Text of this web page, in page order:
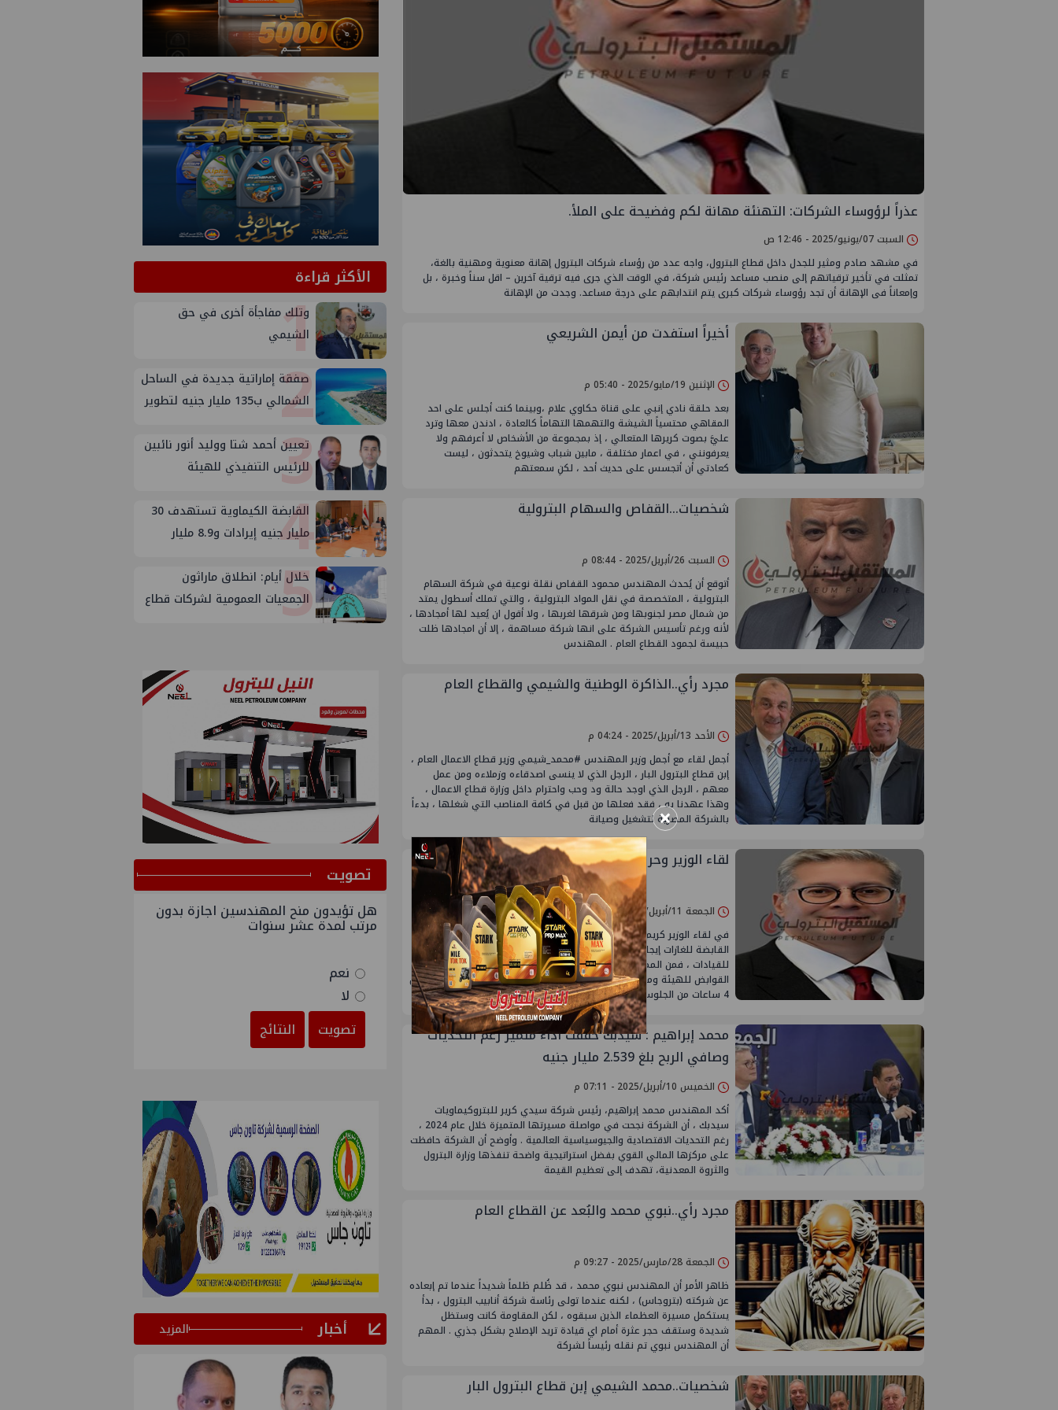
عذراً لرؤوساء الشركات: التهنئة مهانة لكم وفضيحة على الملأ.
السبت 07/يونيو/2025 - 12:46 ص
في مشهد صادم ومثير للجدل داخل قطاع البترول، واجه عدد من رؤساء شركات البترول إهانة معنوية ومهنية بالغة،
تمثلت في تأخير ترقياتهم إلى منصب مساعد رئيس شركة، في الوقت الذي جرى فيه ترقية آخرين – اقل سناً وخبرة ، بل
وإمعاناً فى الإهانة أن تجد رؤوساء شركات كبرى يتم انتدابهم على درجة مساعد. وجدت من الإهانة
أخيراً استفدت من أيمن الشريعي
الإثنين 19/مايو/2025 - 05:40 م
بعد حلقة نادي إنبي على قناة حكاوي علام ،وبينما كنت أجلس على احد
المقاهي محتسياً الشيشة والتهمها التهاماً كالعادة ، ادندن معها وترد
عليَّ بصوت كريرها المتعالي ، إذ بمجموعة من الأشخاص لا أعرفهم ولا
يعرفونني ، في اعمار مختلفة ، مابين شباب وشيوخ يتحدثون ، ليست
كعادتي أن أتجسس على حديث أحد ، لكنِ سمعتهم
شخصيات…القفاص والسهام البترولية
السبت 26/أبريل/2025 - 08:44 م
أتوقع أن يُحدث المهندس محمود القفاص نقلة نوعية في شركة السهام
البترولية ، المتخصصة في نقل المواد البترولية ، والتي تملك أسطول يمتد
من شمال مصر لجنوبها ومن شرقها لغربها ، ولا أقول ان يُعيد لها أمجادها ،
لأنه ورغم تأسيس الشركة على انها شركة مساهمة ، إلا أن امجادها ظلت
حبيسة لجمود القطاع العام . المهندس
مجرد رأي..الذاكرة الوطنية والشيمي والقطاع العام
الأحد 13/أبريل/2025 - 04:24 م
أجمل لقاء مع أجمل وزير المهندس #محمد_شيمي وزير قطاع الاعمال العام ،
إبن قطاع البترول البار ، الرجل الذي لا ينسى اصدقاءه وزملاءه ومن عمل
معهم ، الرجل الذي اوجد حالة ود وحب واحترام داخل وزارة قطاع الاعمال ،
وهذا عهدنا به ، فقد فعلها من قبل في كافة المناصب التي شغلها ، بدءاً
بالشركة المصرية لتشغيل وصيانة
لقاء الوزير وحركة التنقلات التبادلية !
الجمعة 11/أبريل/2025 - 11:20 ص
في لقاء الوزير كريم بدوي أمس الخميس برؤوساء الشركات بمقر الشركة
القابضة للغازات إيجاس ، لوح في نهاية حديثه بأن هناك حركة تبادل
للقيادات ، فمن الممكن ان يتم نقل قيادات من الهيئة للقوابض ومن
القوابض للهيئة ومن البترول للتعدين والعكس . تنويه الوزير جاء بعد اكثر من
4 ساعات من الجلوس على الطاولة شارحاً
محمد إبراهيم : سيدبك حققت أداءً متميز رغم التحديات
وصافي الربح بلغ 2.539 مليار جنيه
الخميس 10/أبريل/2025 - 07:11 م
أكد المهندس محمد إبراهيم، رئيس شركة سيدي كرير للبتروكيماويات
سيدبك ، أن الشركة نجحت في مواصلة مسيرتها المتميزة خلال عام 2024 ،
رغم التحديات الاقتصادية والجيوسياسية العالمية . وأوضح أن الشركة حافظت
على مركزها المالي القوي بفضل استراتيجية واضحة تنفذها وزارة البترول
والثروة المعدنية، تهدف إلى تعظيم القيمة
مجرد رأي..نبوي محمد والبُعد عن القطاع العام
الجمعة 28/مارس/2025 - 09:27 م
ظاهر الأمر أن المهندس نبوي محمد ، قد ظُلم ظلماً شديداً عندما تم إبعاده
عن شركته (بتروجاس) ، لكنه عندما تولى رئاسة شركة أنابيب البترول ، بدأ
يستكمل مسيرة العظماء الذين سبقوه ، لكن المقاومة كانت وستظل
شديدة وستقف حجر عثرة أمام اي قيادة تريد الإصلاح بشكل جذري . المهم
أن المهندس نبوي تم نقله رئيساً لشركة
شخصيات..محمد الشيمي إبن قطاع البترول البار
الأكثر قراءة
1
وتلك مفاجأة أخرى في حق
الشيمي
2
صفقة إماراتية جديدة في الساحل
الشمالي ب135 مليار جنيه لتطوير
3
تعيين أحمد شتا ووليد أنور نائبين
للرئيس التنفيذي للهيئة
4
القابضة الكيماوية تستهدف 30
مليار جنيه إيرادات و8.9 مليار
5
خلال أيام: انطلاق ماراثون
الجمعيات العمومية لشركات قطاع
ﺗﺼﻮﻳﺖ
هل تؤيدون منح المهندسين اجازة بدون
مرتب لمدة عشر سنوات
نعم
لا
تصويت
النتائج
أخبار المزيد
×